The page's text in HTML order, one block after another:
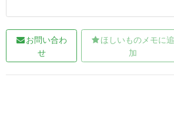
お問い合わ
せ
ほしいものメモに追
加